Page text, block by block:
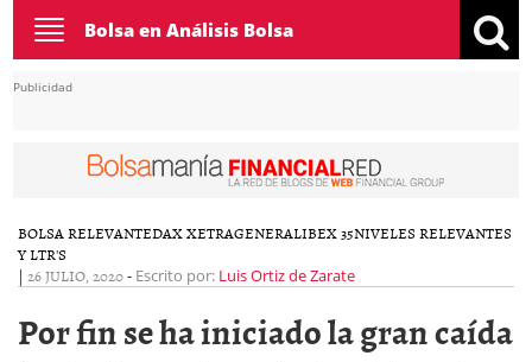
Toggle
navigation
Bolsa en Análisis Bolsa
Publicidad
BOLSA RELEVANTEDAX XETRAGENERALIBEX 35NIVELES RELEVANTES
Y LTR'S
| 26 JULIO, 2020- Escrito por: Luis Ortiz de Zarate
Por fin se ha iniciado la gran caída